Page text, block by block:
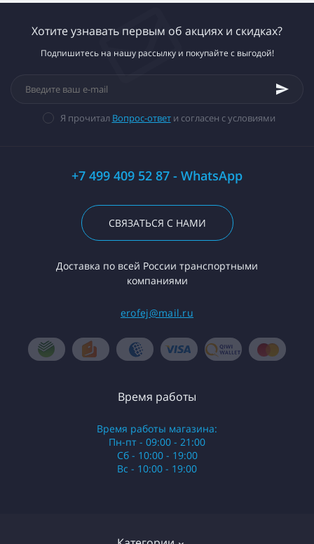
Хотите узнавать первым об акциях и скидках?
Подпишитесь на нашу рассылку и покупайте с выгодой!
Я прочитал Вопрос-ответи согласен с условиями
+7 499 409 52 87 - WhatsApp
СВЯЗАТЬСЯ С НАМИ
Доставка по всей России транспортными
компаниями
erofej@mail.ru
Время работы
Время работы магазина:
Пн-пт - 09:00 - 21:00
Сб - 10:00 - 19:00
Вс - 10:00 - 19:00